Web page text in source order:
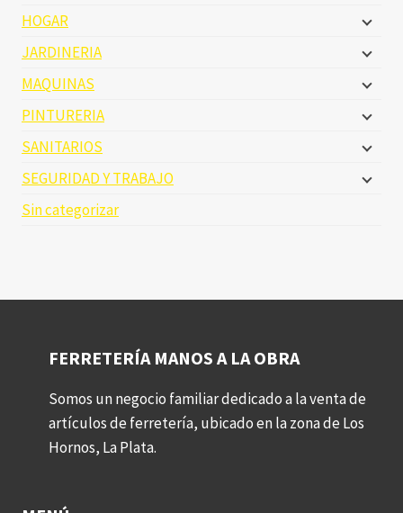
HOGAR
JARDINERIA
MAQUINAS
PINTURERIA
SANITARIOS
SEGURIDAD Y TRABAJO
Sin categorizar
FERRETERÍA MANOS A LA OBRA
Somos un negocio familiar dedicado a la venta de
artículos de ferretería, ubicado en la zona de Los
Hornos, La Plata.